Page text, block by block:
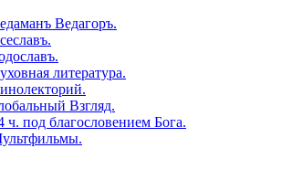
Ведагоръ.
литература.
Взгляд.
ч. под благословением Бога.